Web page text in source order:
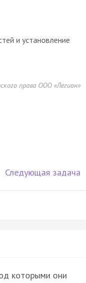
и установление
права ООО «Легион»
Следующая задача
которыми они